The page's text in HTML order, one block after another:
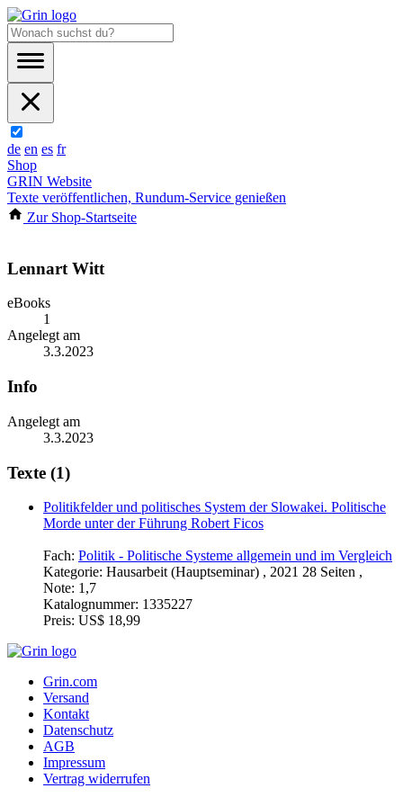
de en es fr
Shop
GRIN Website
Texte veröffentlichen, Rundum-Service genießen
Zur Shop-Startseite
Lennart Witt
eBooks
1
Angelegt am
3.3.2023
Info
Angelegt am
3.3.2023
Texte (1)
Politikfelder und politisches System der Slowakei. Politische
Morde unter der Führung Robert Ficos
Fach: Politik - Politische Systeme allgemein und im Vergleich
Kategorie: Hausarbeit (Hauptseminar) , 2021 28 Seiten ,
Note: 1,7
Katalognummer: 1335227
Preis: US$ 18,99
Grin.com
Versand
Kontakt
Datenschutz
AGB
Impressum
Vertrag widerrufen